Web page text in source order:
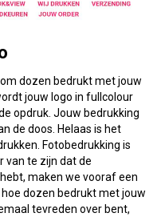
dozen bedrukt met jouw
jouw logo in fullcolour
opdruk. Jouw bedrukking
de doos. Helaas is het
Fotobedrukking is
van te zijn dat de
maken we vooraf een
dozen bedrukt met jouw
tevreden over bent,